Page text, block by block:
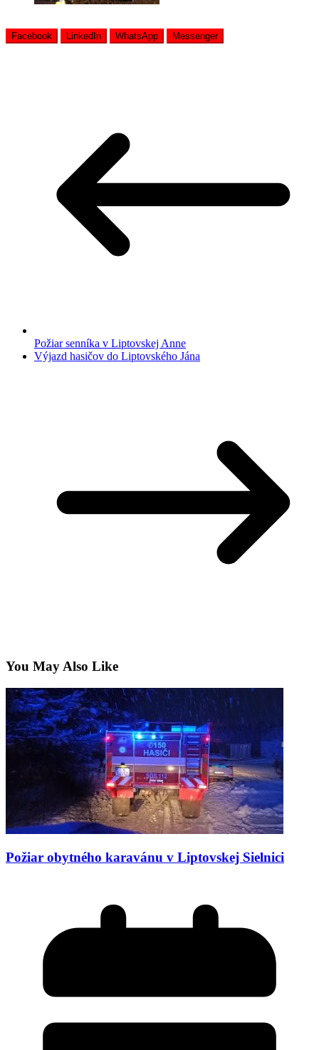
Facebook LinkedIn WhatsApp Messenger
Požiar senníka v Liptovskej Anne
Výjazd hasičov do Liptovského Jána
You May Also Like
Požiar obytného karavánu v Liptovskej Sielnici